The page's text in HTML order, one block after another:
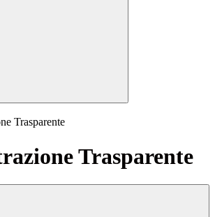
Trasparente
Trasparente